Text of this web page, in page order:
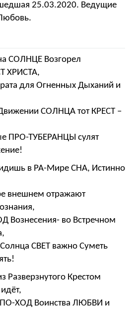
25.03.2020. Ведущие
СОЛНЦЕ Возгорел
ХРИСТА,
для Огненных Дыханий и
СОЛНЦА тот КРЕСТ –
ПРО-ТУБЕРАНЦЫ сулят
в РА-Мире СНА, Истинно
внешнем отражают
Вознесения- во Встречном
СВЕТ важно Суметь
Разверзнутого Крестом
ХОД Воинства ЛЮБВИ и